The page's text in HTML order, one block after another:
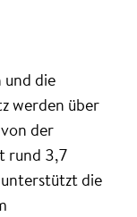
und die
werden über
der
rund 3,7
die